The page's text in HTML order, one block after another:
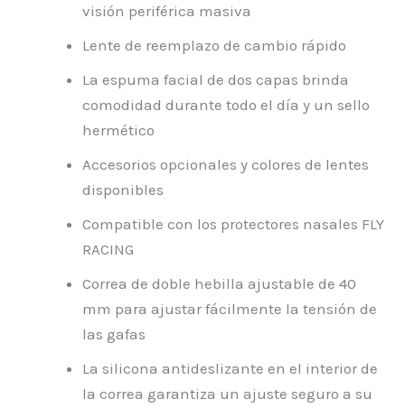
visión periférica masiva
Lente de reemplazo de cambio rápido
La espuma facial de dos capas brinda
comodidad durante todo el día y un sello
hermético
Accesorios opcionales y colores de lentes
disponibles
Compatible con los protectores nasales FLY
RACING
Correa de doble hebilla ajustable de 40
mm para ajustar fácilmente la tensión de
las gafas
La silicona antideslizante en el interior de
la correa garantiza un ajuste seguro a su